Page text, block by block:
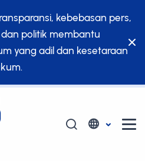
kebebasan pers,
politik membantu
yang adil dan kesetaraan